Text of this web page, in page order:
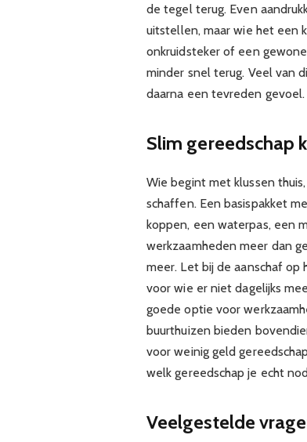
de tegel terug. Even
uitstellen, maar wie het een
onkruidsteker of een
minder snel terug. Veel van
daarna een tevreden gevoel.
Slim gereedschap
Wie begint met klussen
schaffen. Een basispakket
koppen, een waterpas, een
werkzaamheden meer dan
meer. Let bij de aanschaf
voor wie er niet dagelijks
goede optie voor
buurthuizen bieden
voor weinig geld
welk gereedschap je echt
Veelgestelde